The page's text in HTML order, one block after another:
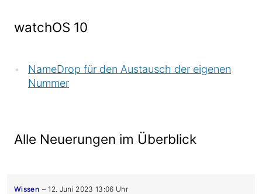
watchOS 10
NameDrop für den Austausch der eigenen
Nummer
Alle Neuerungen im Überblick
Wissen 12. Juni 2023 13:06 Uhr